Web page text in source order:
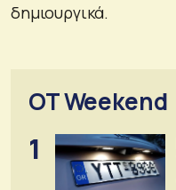
δημιουργικά.
OT Weekend
1